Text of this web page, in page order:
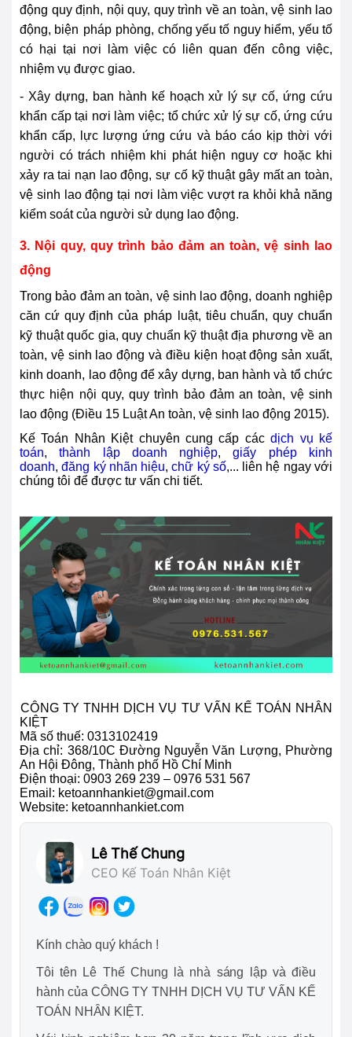
động quy định, nội quy, quy trình về an toàn, vệ sinh lao
động, biện pháp phòng, chống yếu tố nguy hiểm, yếu tố
có hại tại nơi làm việc có liên quan đến công việc,
nhiệm vụ được giao.
- Xây dựng, ban hành kế hoạch xử lý sự cố, ứng cứu
khẩn cấp tại nơi làm việc; tổ chức xử lý sự cố, ứng cứu
khẩn cấp, lực lượng ứng cứu và báo cáo kịp thời với
người có trách nhiệm khi phát hiện nguy cơ hoặc khi
xảy ra tai nạn lao động, sự cố kỹ thuật gây mất an toàn,
vệ sinh lao động tại nơi làm việc vượt ra khỏi khả năng
kiểm soát của người sử dụng lao động.
3. Nội quy, quy trình bảo đảm an toàn, vệ sinh lao
động
Trong bảo đảm an toàn, vệ sinh lao động, doanh nghiệp
căn cứ quy định của pháp
luật, tiêu chuẩn, quy chuẩn
kỹ thuật quốc gia, quy chuẩn kỹ thuật địa phương về an
toàn, vệ sinh lao động và điều kiện hoạt động sản xuất,
kinh doanh, lao động để xây dựng, ban hành và tổ chức
thực hiện nội quy, quy trình bảo đảm an toàn, vệ sinh
lao động (Điều 15 Luật An toàn, vệ sinh lao động 2015).
Kế Toán Nhân Kiệt chuyên cung cấp cácdịch vụ kế
toán,thành lập doanh nghiệp,giấy phép kinh
doanh,đăng ký nhãn hiệu,chữ ký số,... liên hệ ngay với
chúng tôi để được tư vấn chi tiết.
CÔNG TY TNHH DỊCH VỤ TƯ VẤN KẾ TOÁN NHÂN
KIỆT
Mã số thuế: 0313102419
Địa chỉ: 368/10C Đường Nguyễn Văn Lượng, Phường
An Hội Đông, Thành phố Hồ Chí Minh
Điện thoại: 0903 269 239 – 0976 531 567
Email: ketoannhankiet@gmail.com
Website: ketoannhankiet.com
Lê Thế Chung
CEO Kế Toán Nhân Kiệt
Kính chào quý khách !
Tôi tên Lê Thế Chung là nhà sáng lập và điều
hành của CÔNG TY TNHH DỊCH VỤ TƯ VẤN KẾ
TOÁN NHÂN KIỆT.